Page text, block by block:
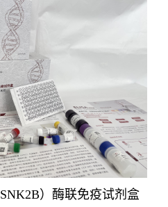
）酶联免疫试剂盒